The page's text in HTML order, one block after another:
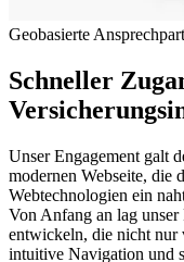
Geobasierte
Schneller
Unser Engagement galt
modernen Webseite, die
Webtechnologien ein
Von Anfang an lag
entwickeln, die nicht nur
intuitive Navigation und